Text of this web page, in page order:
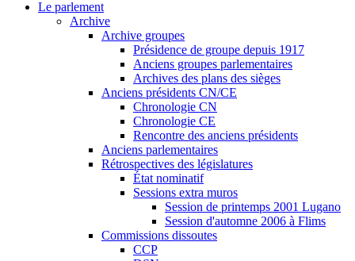
Le parlement
Archive
Archive groupes
Présidence de groupe depuis 1917
Anciens groupes parlementaires
Archives des plans des sièges
Anciens présidents CN/CE
Chronologie CN
Chronologie CE
Rencontre des anciens présidents
Anciens parlementaires
Rétrospectives des législatures
État nominatif
Sessions extra muros
Session de printemps 2001 Lugano
Session d'automne 2006 à Flims
Commissions dissoutes
CCP